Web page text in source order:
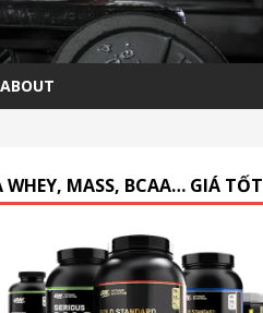
ABOUT
WHEY, MASS, BCAA… GIÁ TỐT